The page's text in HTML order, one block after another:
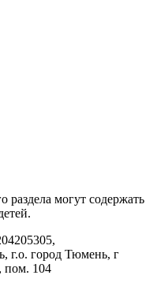
paздeла мoгут coдержать
г.о. город Тюмень, г
пом. 104